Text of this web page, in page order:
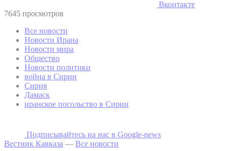
Вконтакте
7645 просмотров
Все новости
Новости Ирана
Новости мира
Общество
Новости политики
война в Сирии
Сирия
Дамаск
иранское посольство в Сирии
Подписывайтесь на наc в Google-news
Вестник Кавказа — Все новости